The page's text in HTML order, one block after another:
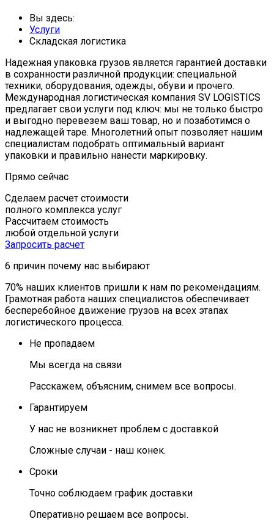
Вы здесь:
Услуги
Складская логистика
Надежная упаковка грузов является гарантией доставки
в сохранности различной продукции: специальной
техники, оборудования, одежды, обуви и прочего.
Международная логистическая компания SV LOGISTICS
предлагает свои услуги под ключ: мы не только быстро
и выгодно перевезем ваш товар, но и позаботимся о
надлежащей таре. Многолетний опыт позволяет нашим
специалистам подобрать оптимальный вариант
упаковки и правильно нанести маркировку.
Прямо сейчас
Сделаем расчет стоимости
полного комплекса услуг
Рассчитаем стоимость
любой отдельной услуги
Запросить расчет
6 причин почему нас выбирают
70% наших клиентов пришли к нам по рекомендациям.
Грамотная работа наших специалистов обеспечивает
бесперебойное движение грузов на всех этапах
логистического процесса.
Не пропадаем
Мы всегда на связи
Расскажем, объясним, снимем все вопросы.
Гарантируем
У нас не возникнет проблем с доставкой
Сложные случаи - наш конек.
Сроки
Точно соблюдаем график доставки
Оперативно решаем все вопросы.